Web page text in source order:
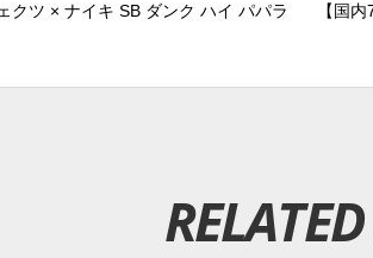
クツ × ナイキ SB ダンク ハイ パパラ
【国